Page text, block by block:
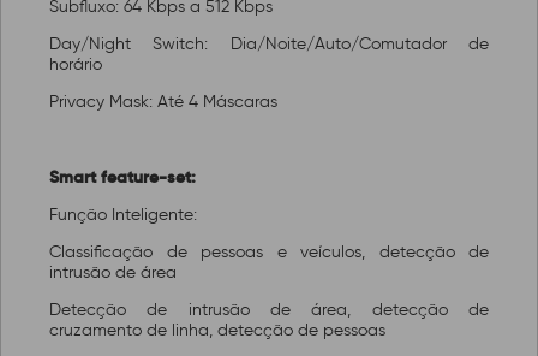
Subfluxo: 64 Kbps a 512 Kbps
Day/Night Switch: Dia/Noite/Auto/Comutador de
horário
Privacy Mask: Até 4 Máscaras
Smart feature-set:
Função Inteligente:
Classificação de pessoas e veículos, detecção de
intrusão de área
Detecção de intrusão de área, detecção de
cruzamento de linha, detecção de pessoas